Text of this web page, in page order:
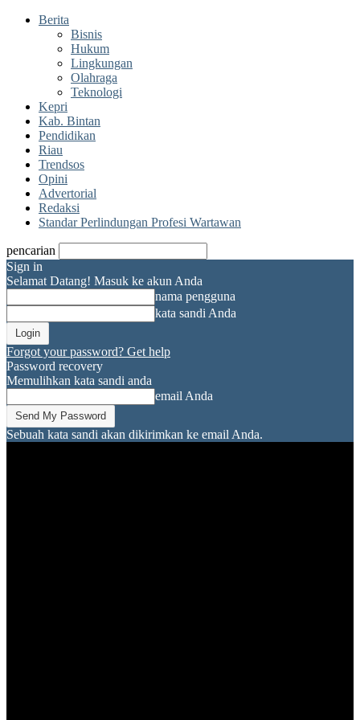
Berita
Bisnis
Hukum
Lingkungan
Olahraga
Teknologi
Kepri
Kab. Bintan
Pendidikan
Riau
Trendsos
Opini
Advertorial
Redaksi
Standar Perlindungan Profesi Wartawan
pencarian
Sign in
Selamat Datang! Masuk ke akun Anda
nama pengguna
kata sandi Anda
Forgot your password? Get help
Password recovery
Memulihkan kata sandi anda
email Anda
Sebuah kata sandi akan dikirimkan ke email Anda.